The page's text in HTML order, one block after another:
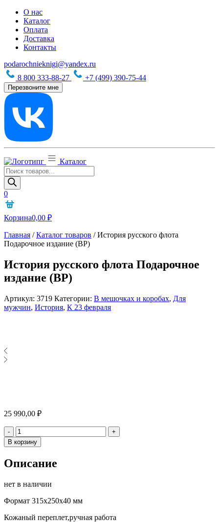
О нас
Каталог
Оплата
Доставка
Контакты
podarochnieknigi@yandex.ru
8 800 333-88-27
+7 (499) 390-75-44
Перезвоните мне
Каталог
Поиск
товаров
0
Корзина0,00 ₽
Главная /Каталог товаров /История русского флота
Подарочное издание (BP)
История русского флота Подарочное
издание (BP)
Артикул: 3719 Категории: В мешочках и коробах, Для
мужчин, История, К 23 февраля
25 990,00 ₽
- Количество
+
В корзину
Описание
нет в наличии
Формат 315x250x40 мм
Кожаный переплет,ручная работа